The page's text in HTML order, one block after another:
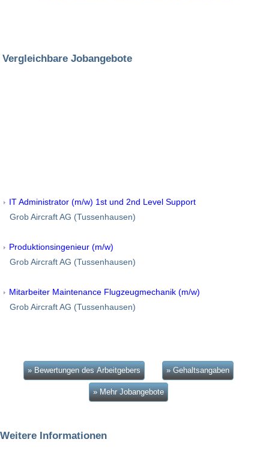
Vergleichbare Jobangebote
IT Administrator (m/w) 1st und 2nd Level Support
Grob Aircraft AG (Tussenhausen)
Produktionsingenieur (m/w)
Grob Aircraft AG (Tussenhausen)
Mitarbeiter Maintenance Flugzeugmechanik (m/w)
Grob Aircraft AG (Tussenhausen)
» Bewertungen des Arbeitgebers » Gehaltsangaben
» Mehr Jobangebote
Weitere Informationen